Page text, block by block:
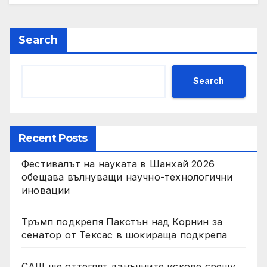
Search
Search
Recent Posts
Фестивалът на науката в Шанхай 2026
обещава вълнуващи научно-технологични
иновации
Тръмп подкрепя Пакстън над Корнин за
сенатор от Тексас в шокираща подкрепа